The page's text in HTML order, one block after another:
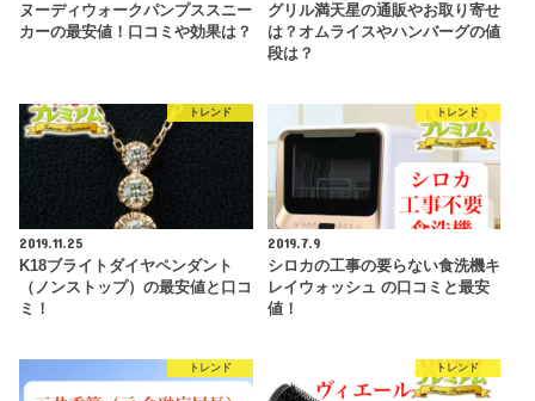
ヌーディウォークパンプススニー
カーの最安値！口コミや効果は？
グリル満天星の通販やお取り寄せ
は？オムライスやハンバーグの値
段は？
トレンド
2019.11.25
K18ブライトダイヤペンダント
（ノンストップ）の最安値と口コ
ミ！
トレンド
2019.7.9
シロカの工事の要らない食洗機キ
レイウォッシュ の口コミと最安
値！
トレンド トレンド